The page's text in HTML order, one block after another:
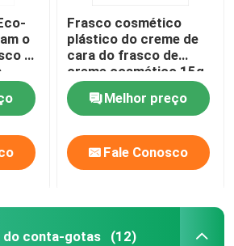
o
a
Frasco cosmético
plástico do creme de
cara do frasco de
creme cosmético 15g
30g 50g dos forros
Melhor preço
Fale Conosco
do conta-gotas (12)